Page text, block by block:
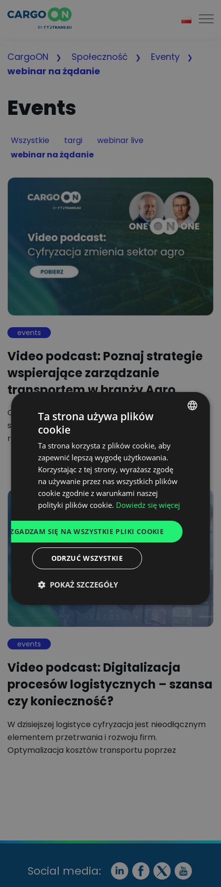
CargoON Społeczność
Eventy
webinar na żądanie
Events
Filter by
Wszystkie Filter by
targi Filter by
webinar live
Filter by
webinar na żądanie
events
Video podcast: Poznaj strategie
wspierające zarządzanie
transportem w branży Agro
Cyfryzacja zmienia oblicze sektora agro! W ramach
serii One ON One Piotr Roczniak i Zbigniew Ohler
rozmawiają…
events
Video podcast: Digitalizacja
procesów logistycznych – szansa
czy konieczność?
W dzisiejszej logistyce cyfryzacja jest nieodłącznym
elementem przetrwania i rozwoju firm.
Optymalizacja kosztów transportu poprzez
Social media:
ENGLISH
UKRAINIAN
FRENCH
Ta strona używa plików
cookie
Ta strona korzysta z plików cookie, aby
zapewnić lepszą wygodę użytkowania.
Korzystając z tej strony, wyrażasz zgodę
na używanie przez nas wszystkich plików
cookie zgodnie z warunkami naszej
polityki plików cookie. Dowiedz się więcej
ZGADZAM SIĘ NA WSZYSTKIE PLIKI COOKIE
ODRZUĆ WSZYSTKIE
POKAŻ SZCZEGÓŁY